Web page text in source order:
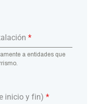
*
a entidades que
inicio y fin) *